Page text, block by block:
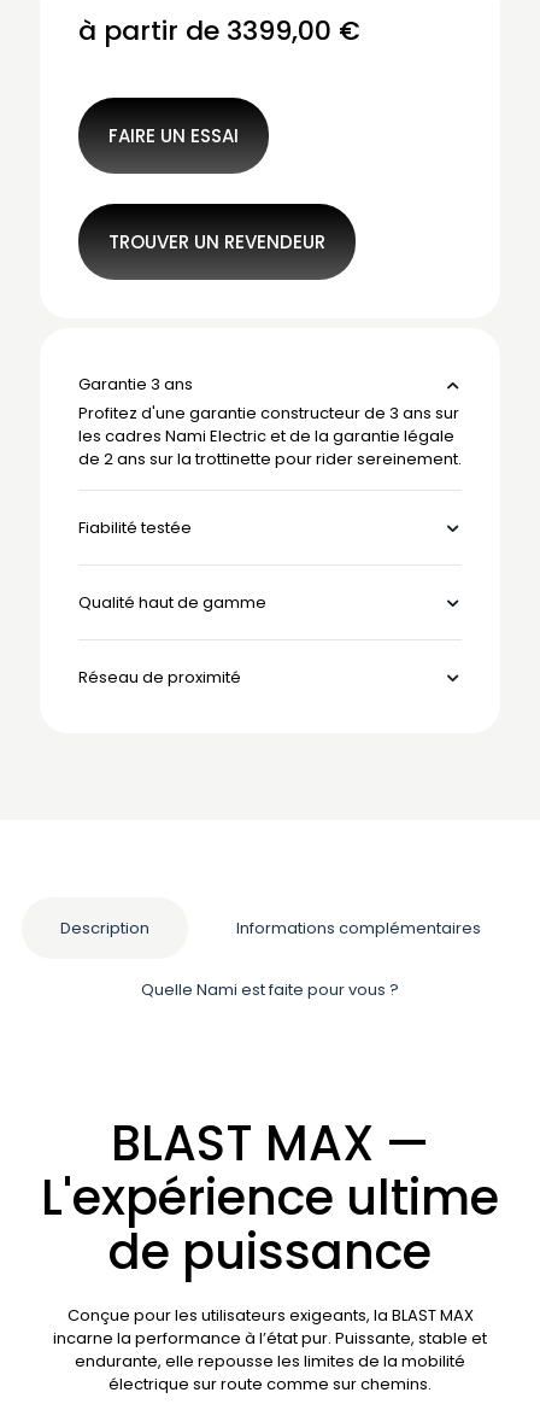
à partir de 3399,00 €
FAIRE UN ESSAI
TROUVER UN REVENDEUR
Garantie 3 ans
Profitez d'une garantie constructeur de 3 ans sur
les cadres Nami Electric et de la garantie légale
de 2 ans sur la trottinette pour rider sereinement.
Fiabilité testée
Qualité haut de gamme
Réseau de proximité
Description Informations complémentaires
Quelle Nami est faite pour vous ?
BLAST MAX —
L'expérience ultime
de puissance
Conçue pour les utilisateurs exigeants, la BLAST MAX
incarne la performance à l’état pur. Puissante, stable et
endurante, elle repousse les limites de la mobilité
électrique sur route comme sur chemins.